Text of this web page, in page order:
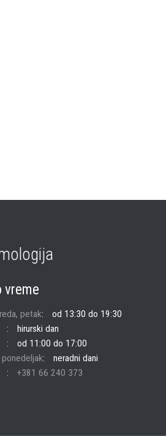
vreme
petak
od 13:30 do 19:30
hirurski dan
od 11:00 do 17:00
neradni dani
+381 66 240 373